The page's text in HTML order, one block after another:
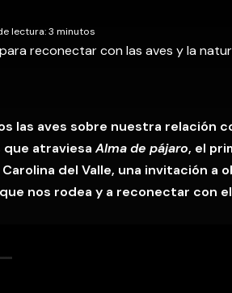
lectura: 3 minutos
reconectar con las aves y la
las aves sobre nuestra relación
que atraviesa Alma de pájaro, el
del Valle, una invitación a
nos rodea y a reconectar con